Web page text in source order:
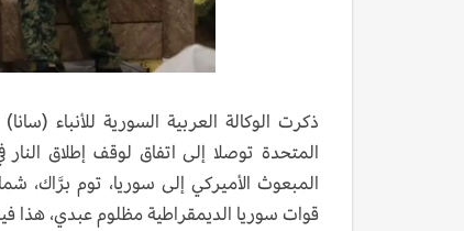
ذكرت الوكالة العربية السورية للأنباء
المتحدة توصلا إلى اتفاق لوقف إطلاق
المبعوث الأميركي إلى سوريا، توم برَّاك،
قوات سوريا الديمقراطية مظلوم عبدي، هذا